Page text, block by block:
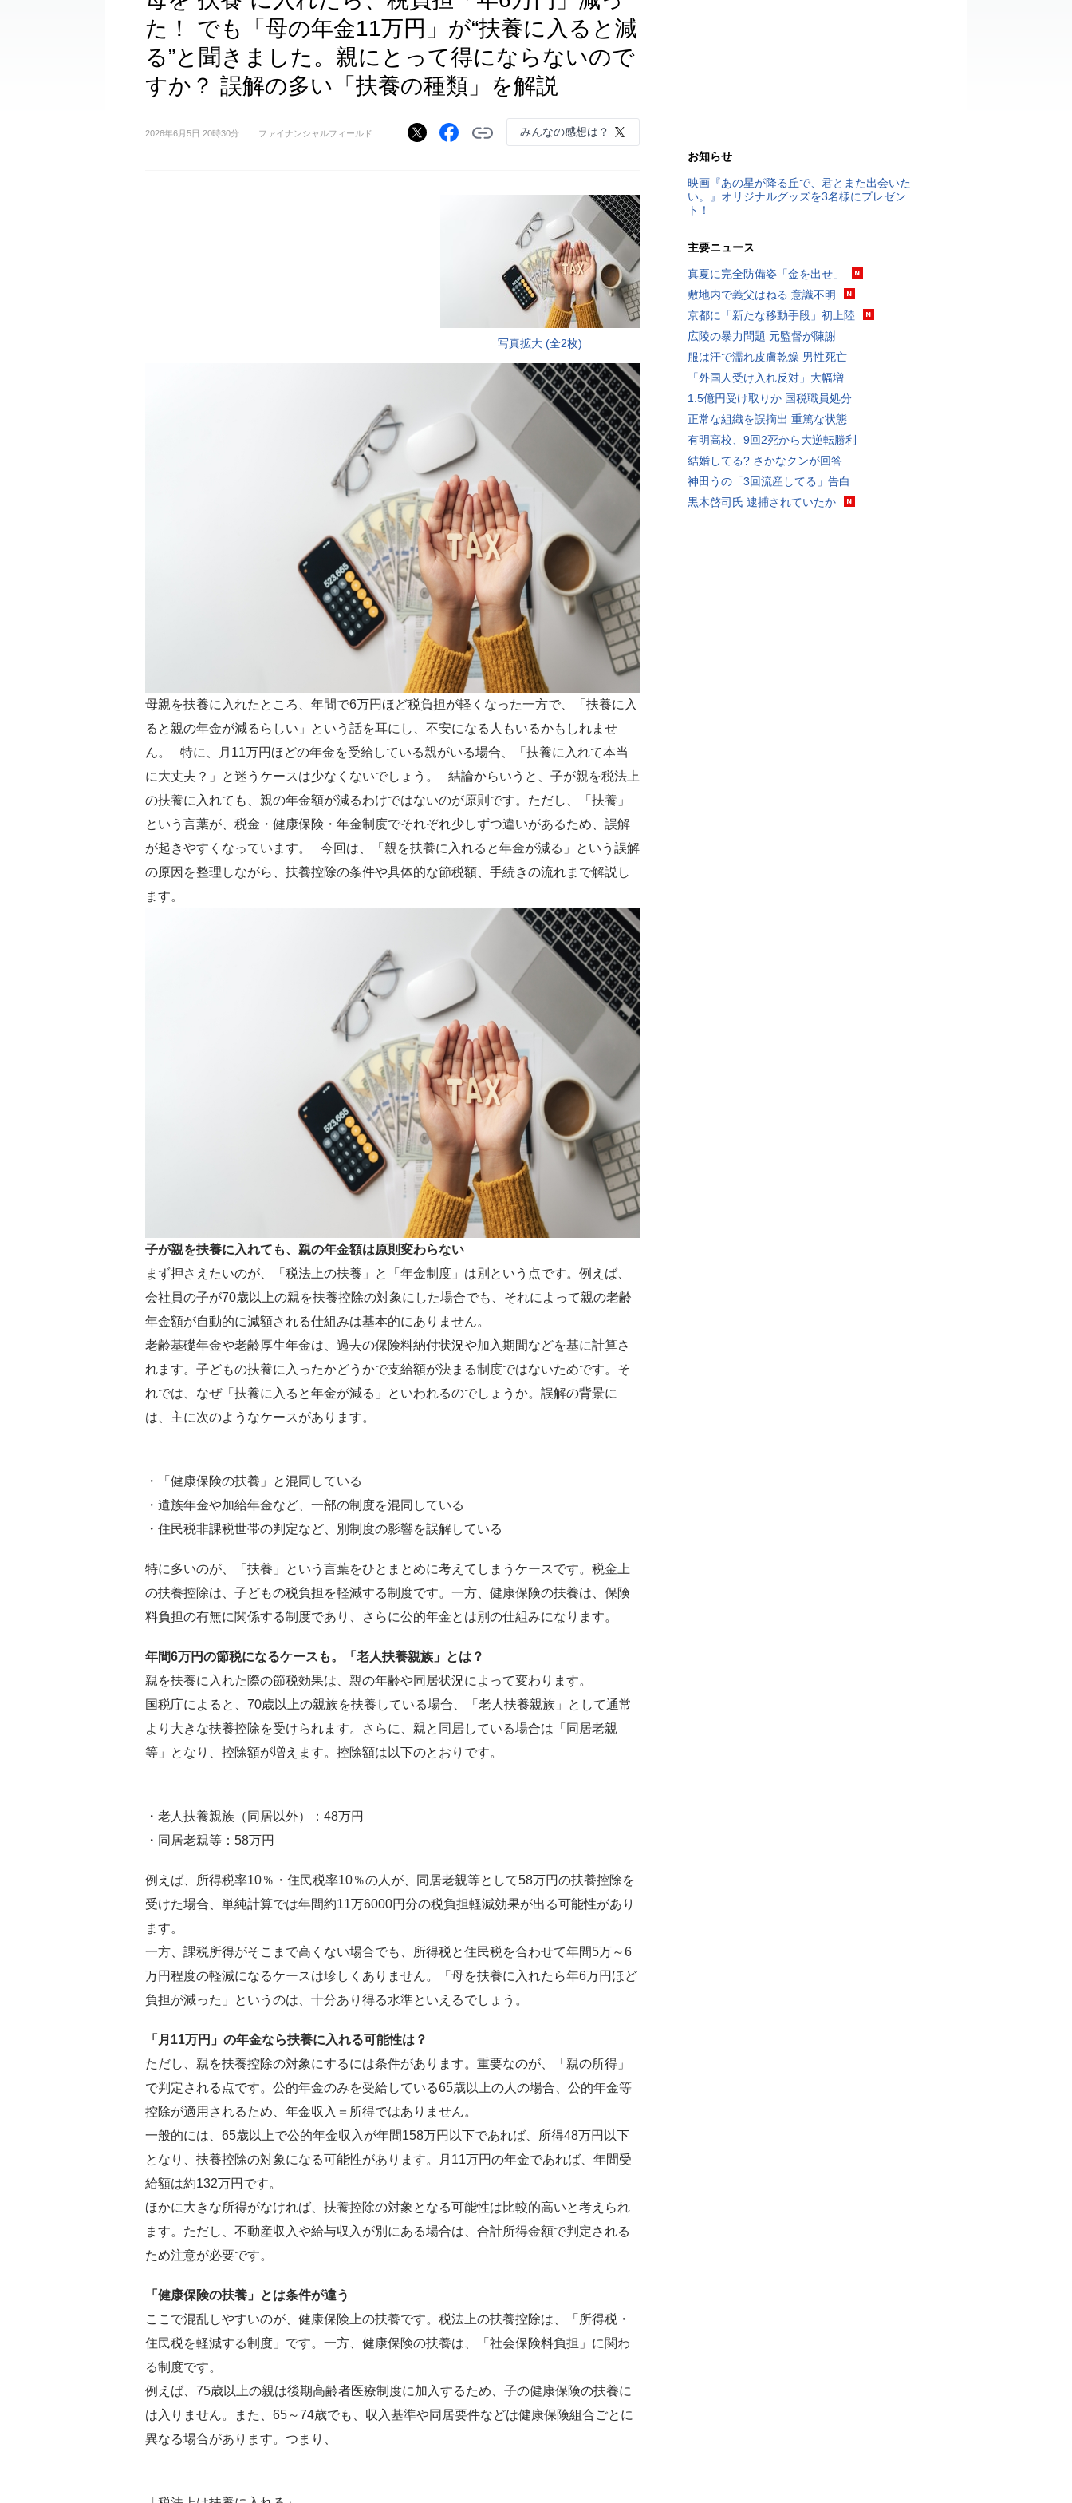
た！ でも「母の年金11万円」が“扶養に入ると減
る”と聞きました。親にとって得にならないので
すか？ 誤解の多い「扶養の種類」を解説
2026年6月5日 20時30分 ファイナンシャルフィールド みんなの感想は？
写真拡大 (全2枚)
母親を扶養に入れたところ、年間で6万円ほど税負担が軽くなった一方で、「扶養に入
ると親の年金が減るらしい」という話を耳にし、不安になる人もいるかもしれませ
ん。 特に、月11万円ほどの年金を受給している親がいる場合、「扶養に入れて本当
に大丈夫？」と迷うケースは少なくないでしょう。 結論からいうと、子が親を税法上
の扶養に入れても、親の年金額が減るわけではないのが原則です。ただし、「扶養」
という言葉が、税金・健康保険・年金制度でそれぞれ少しずつ違いがあるため、誤解
が起きやすくなっています。 今回は、「親を扶養に入れると年金が減る」という誤解
の原因を整理しながら、扶養控除の条件や具体的な節税額、手続きの流れまで解説し
ます。
子が親を扶養に入れても、親の年金額は原則変わらない
まず押さえたいのが、「税法上の扶養」と「年金制度」は別という点です。例えば、
会社員の子が70歳以上の親を扶養控除の対象にした場合でも、それによって親の老齢
年金額が自動的に減額される仕組みは基本的にありません。
老齢基礎年金や老齢厚生年金は、過去の保険料納付状況や加入期間などを基に計算さ
れます。子どもの扶養に入ったかどうかで支給額が決まる制度ではないためです。そ
れでは、なぜ「扶養に入ると年金が減る」といわれるのでしょうか。誤解の背景に
は、主に次のようなケースがあります。
・「健康保険の扶養」と混同している
・遺族年金や加給年金など、一部の制度を混同している
・住民税非課税世帯の判定など、別制度の影響を誤解している
特に多いのが、「扶養」という言葉をひとまとめに考えてしまうケースです。税金上
の扶養控除は、子どもの税負担を軽減する制度です。一方、健康保険の扶養は、保険
料負担の有無に関係する制度であり、さらに公的年金とは別の仕組みになります。
年間6万円の節税になるケースも。「老人扶養親族」とは？
親を扶養に入れた際の節税効果は、親の年齢や同居状況によって変わります。
国税庁によると、70歳以上の親族を扶養している場合、「老人扶養親族」として通常
より大きな扶養控除を受けられます。さらに、親と同居している場合は「同居老親
等」となり、控除額が増えます。控除額は以下のとおりです。
・老人扶養親族（同居以外）：48万円
・同居老親等：58万円
例えば、所得税率10％・住民税率10％の人が、同居老親等として58万円の扶養控除を
受けた場合、単純計算では年間約11万6000円分の税負担軽減効果が出る可能性があり
ます。
一方、課税所得がそこまで高くない場合でも、所得税と住民税を合わせて年間5万～6
万円程度の軽減になるケースは珍しくありません。「母を扶養に入れたら年6万円ほど
負担が減った」というのは、十分あり得る水準といえるでしょう。
「月11万円」の年金なら扶養に入れる可能性は？
ただし、親を扶養控除の対象にするには条件があります。重要なのが、「親の所得」
で判定される点です。公的年金のみを受給している65歳以上の人の場合、公的年金等
控除が適用されるため、年金収入＝所得ではありません。
一般的には、65歳以上で公的年金収入が年間158万円以下であれば、所得48万円以下
となり、扶養控除の対象になる可能性があります。月11万円の年金であれば、年間受
給額は約132万円です。
ほかに大きな所得がなければ、扶養控除の対象となる可能性は比較的高いと考えられ
ます。ただし、不動産収入や給与収入が別にある場合は、合計所得金額で判定される
ため注意が必要です。
「健康保険の扶養」とは条件が違う
ここで混乱しやすいのが、健康保険上の扶養です。税法上の扶養控除は、「所得税・
住民税を軽減する制度」です。一方、健康保険の扶養は、「社会保険料負担」に関わ
る制度です。
例えば、75歳以上の親は後期高齢者医療制度に加入するため、子の健康保険の扶養に
は入りません。また、65～74歳でも、収入基準や同居要件などは健康保険組合ごとに
異なる場合があります。つまり、
お知らせ
映画『あの星が降る丘で、君とまた出会いた
い。』オリジナルグッズを3名様にプレゼン
ト！
主要ニュース
真夏に完全防備姿「金を出せ」
敷地内で義父はねる 意識不明
京都に「新たな移動手段」初上陸
広陵の暴力問題 元監督が陳謝
服は汗で濡れ皮膚乾燥 男性死亡
「外国人受け入れ反対」大幅増
1.5億円受け取りか 国税職員処分
正常な組織を誤摘出 重篤な状態
有明高校、9回2死から大逆転勝利
結婚してる? さかなクンが回答
神田うの「3回流産してる」告白
黒木啓司氏 逮捕されていたか